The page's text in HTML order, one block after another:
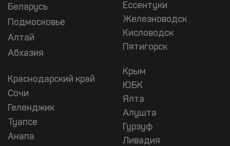
Беларусь
Подмосковье
Алтай
Абхазия
Краснодарский край
Сочи
Геленджик
Туапсе
Анапа
Ессентуки
Железноводск
Кисловодск
Пятигорск
Крым
ЮБК
Ялта
Алушта
Гурзуф
Ливадия